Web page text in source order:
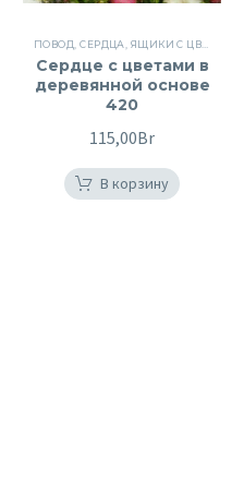
КОРЗИНЫ,КОРЗИНЫ С ЦВЕТАМИ,
ПОВОД,СЕРДЦА, ЯЩИКИ С ЦВЕТАМИ
Сердце с цветами в
деревянной основе
420
115,00Br
В корзину